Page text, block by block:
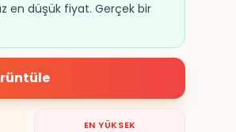
en düşük fiyat. Gerçek bir
EN YÜKSEK